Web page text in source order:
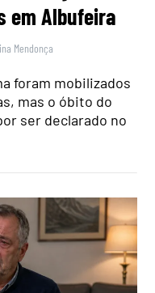
em Albufeira
Mendonça
foram mobilizados
mas o óbito do
ser declarado no